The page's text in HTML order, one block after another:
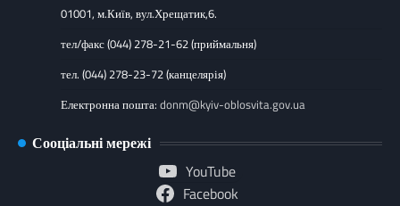
01001, м.Київ, вул.Хрещатик,6.
тел/факс (044) 278-21-62 (приймальня)
тел. (044) 278-23-72 (канцелярія)
Електронна пошта: donm@kyiv-oblosvita.gov.ua
Сооціальні мережі
YouTube
Facebook